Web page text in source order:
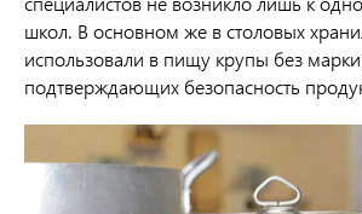
школ. В основном же в столовых
использовали в пищу крупы без
подтверждающих безопасность